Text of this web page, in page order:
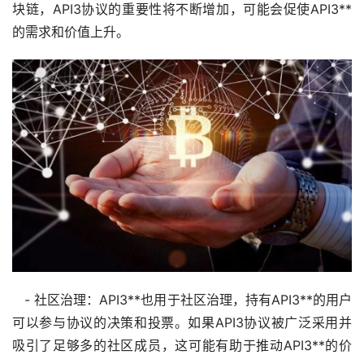
块链，API3协议的重要性将不断增加，可能会促使API3**
的需求和价值上升。
- 社区治理：API3**也用于社区治理，持有API3**的用户
可以参与协议的决策和投票。如果API3协议被广泛采用并
吸引了足够多的社区成员，这可能有助于推动API3**的价